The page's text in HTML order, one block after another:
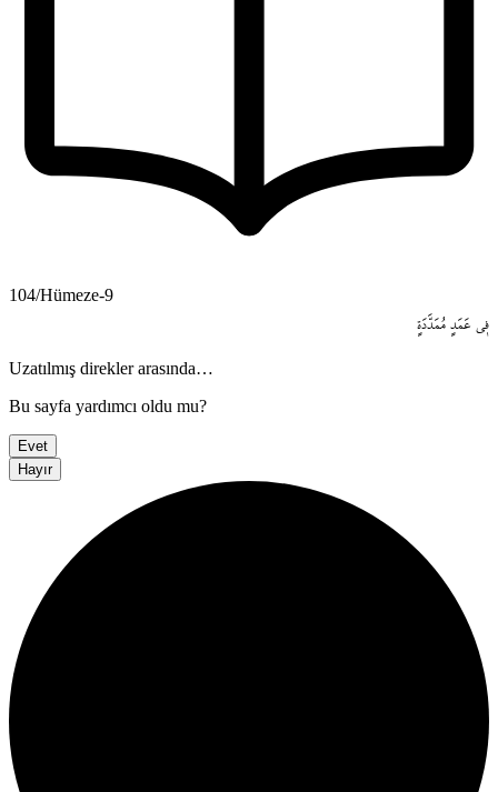
104/Hümeze-9
ف۪ي
عَمَدٍ مُمَدَّدَةٍ
Uzatılmış direkler arasında…
Bu sayfa yardımcı oldu mu?
Evet
Hayır